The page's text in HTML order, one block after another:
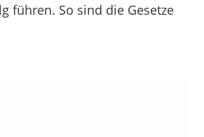
führen. So sind die Gesetze